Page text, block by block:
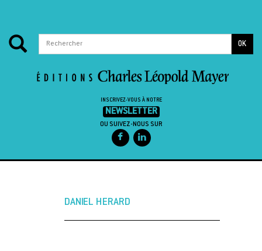
OK
INSCRIVEZ-VOUS À NOTRE
NEWSLETTER
OU SUIVEZ-NOUS SUR
DANIEL HERARD